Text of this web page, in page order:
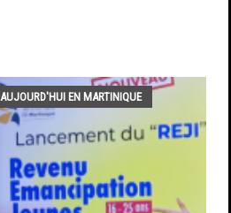
AUJOURD'HUI EN MARTINIQUE